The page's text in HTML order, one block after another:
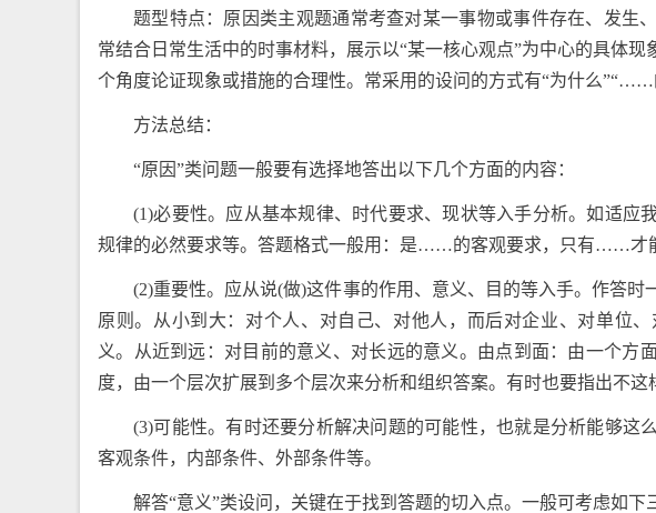
题型特点：原因类主观题通常考查对某一事物或事件存在、发生
常结合日常生活中的时事材料，展示以“某一核心观点”为中心的具体
个角度论证现象或措施的合理性。常采用的设问的方式有“为什么
方法总结：
“原因”类问题一般要有选择地答出以下几个方面的内容：
(1)必要性。应从基本规律、时代要求、现状等入手分析。如适应
规律的必然要求等。答题格式一般用：是……的客观要求，只有……
(2)重要性。应从说(做)这件事的作用、意义、目的等入手。作答
原则。从小到大：对个人、对自己、对他人，而后对企业、对单位
义。从近到远：对目前的意义、对长远的意义。由点到面：由一个方
度，由一个层次扩展到多个层次来分析和组织答案。有时也要指出不这
(3)可能性。有时还要分析解决问题的可能性，也就是分析能够这
客观条件，内部条件、外部条件等。
解答“意义”类设问，关键在于找到答题的切入点。一般可考虑如下